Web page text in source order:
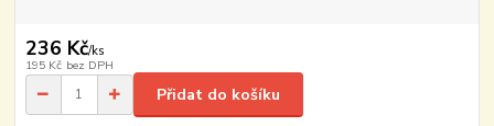
236 Kč/ks
195 Kč bez DPH
Přidat do košíku